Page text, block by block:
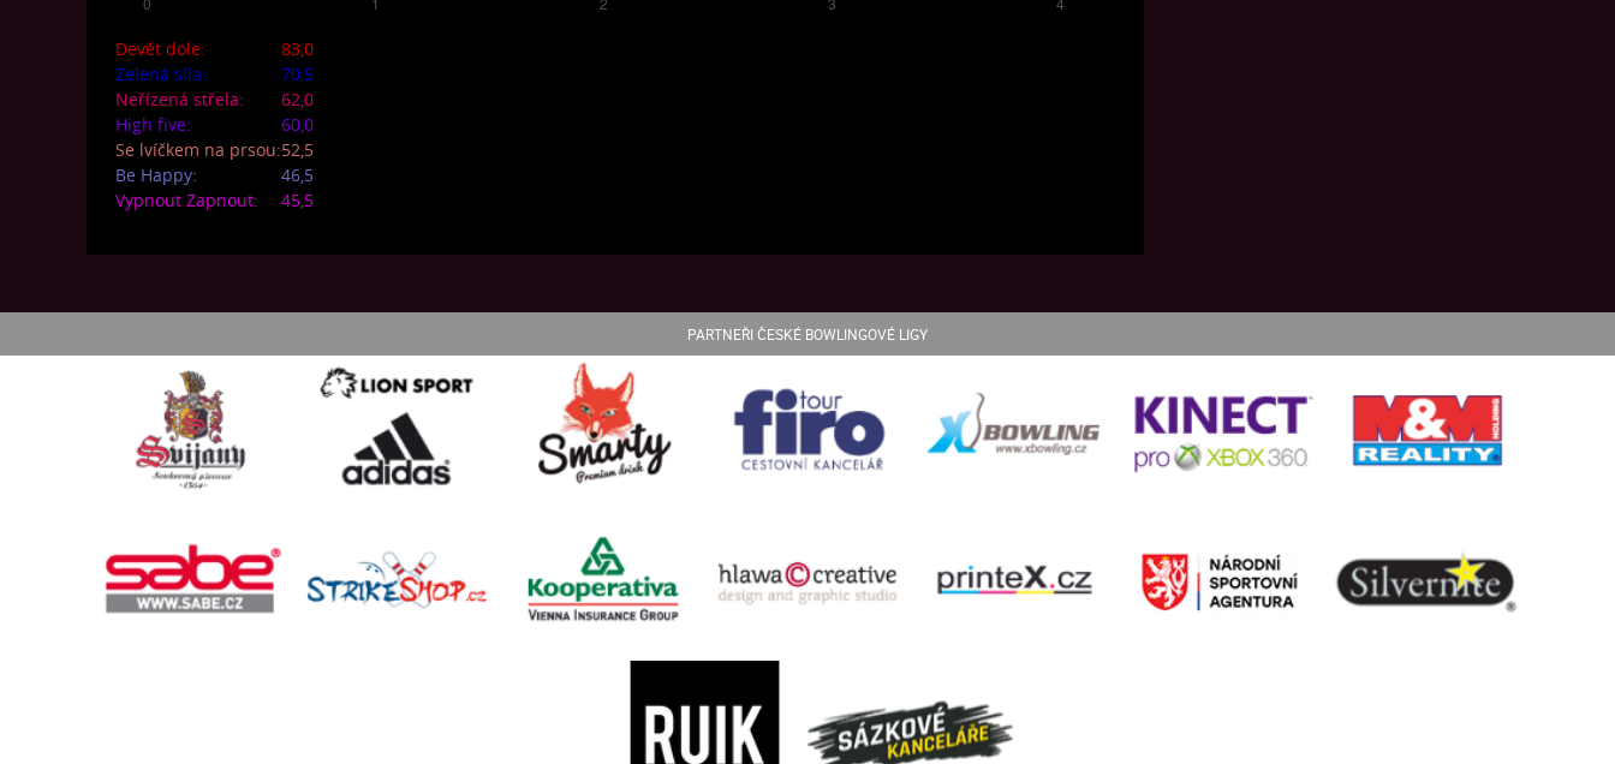
Devět dole:
83,0
Zelená síla:
70,5
Neřízená střela:
62,0
High five:
60,0
Se lvíčkem na prsou:52,5
Be Happy:
46,5
Vypnout Zapnout:
45,5
PARTNEŘI ČESKÉ BOWLINGOVÉ LIGY